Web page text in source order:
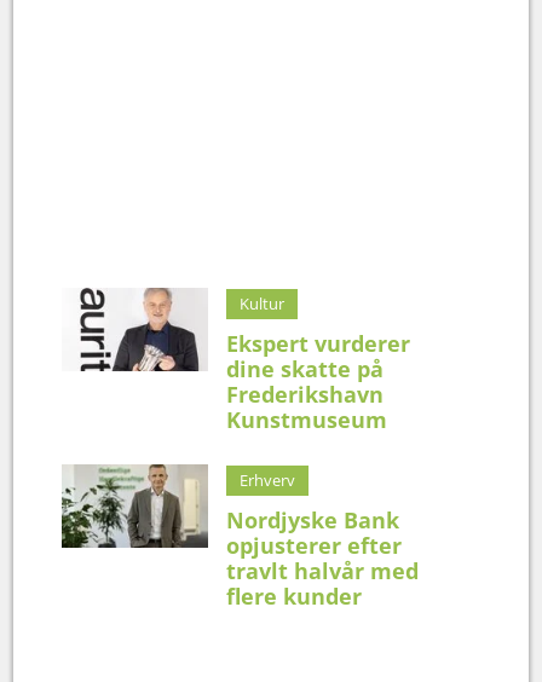
Kultur
Ekspert vurderer
dine skatte på
Frederikshavn
Kunstmuseum
Erhverv
Nordjyske Bank
opjusterer efter
travlt halvår med
flere kunder